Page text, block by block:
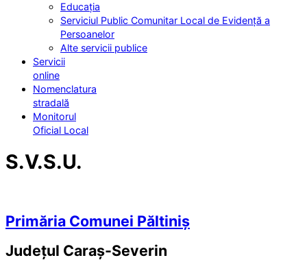
Educația
Serviciul Public Comunitar Local de Evidență a
Persoanelor
Alte servicii publice
Servicii
online
Nomenclatura
stradală
Monitorul
Oficial Local
S.V.S.U.
Primăria Comunei Păltiniș
Județul Caraș-Severin